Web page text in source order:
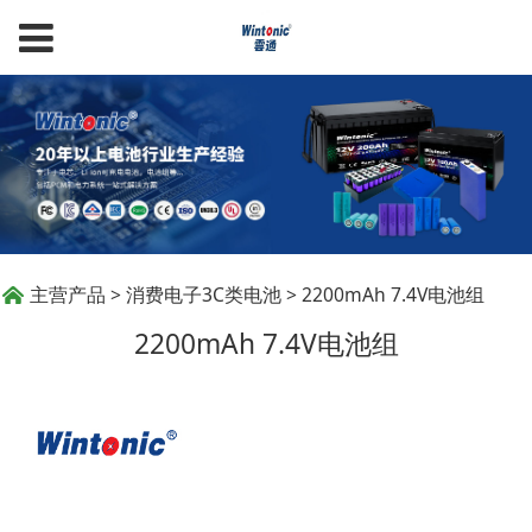
2200mAh 7.4V电池组
主营产品 >消费电子3C类电池>2200mAh 7.4V电池组
2200mAh 7.4V电池组